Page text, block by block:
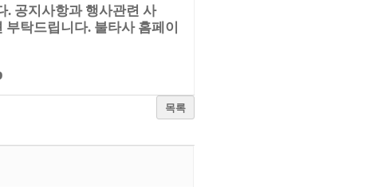
. 공지사항과 행사관련 사
부탁드립니다. 불타사 홈페이
목록